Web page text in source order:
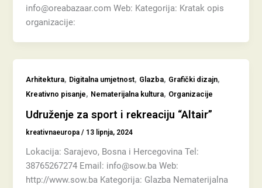
info@oreabazaar.com Web: Kategorija: Kratak opis
organizacije:
Arhitektura, Digitalna umjetnost, Glazba, Grafički dizajn,
Kreativno pisanje, Nematerijalna kultura, Organizacije
Udruženje za sport i rekreaciju “Altair”
kreativnaeuropa/ 13 lipnja, 2024
Lokacija: Sarajevo, Bosna i Hercegovina Tel:
38765267274 Email: info@sow.ba Web:
http://www.sow.ba Kategorija: Glazba Nematerijalna